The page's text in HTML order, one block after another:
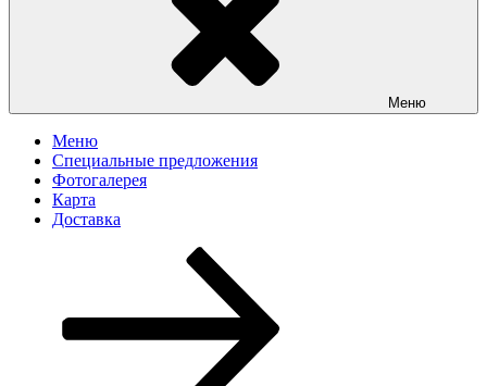
Меню
Меню
Специальные предложения
Фотогалерея
Карта
Доставка